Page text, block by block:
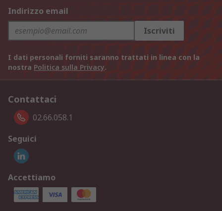
Indirizzo email
Iscriviti
I dati personali forniti saranno trattati in linea con la
nostra Politica sulla Privacy.
Contattaci
02.66.058.1
Seguici
Accettiamo